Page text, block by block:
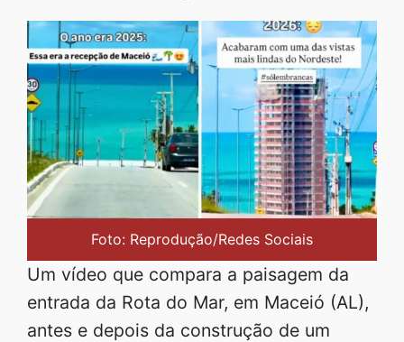
Foto: Reprodução/Redes Sociais
Um vídeo que compara a paisagem da
entrada da Rota do Mar, em Maceió (AL),
antes e depois da construção de um